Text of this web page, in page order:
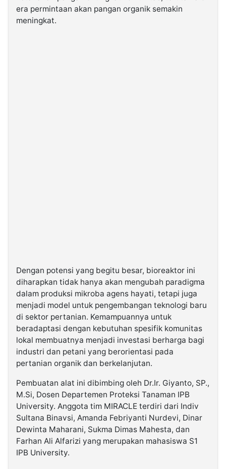
era permintaan akan pangan organik semakin
meningkat.
Dengan potensi yang begitu besar, bioreaktor ini
diharapkan tidak hanya akan mengubah paradigma
dalam produksi mikroba agens hayati, tetapi juga
menjadi model untuk pengembangan teknologi baru
di sektor pertanian. Kemampuannya untuk
beradaptasi dengan kebutuhan spesifik komunitas
lokal membuatnya menjadi investasi berharga bagi
industri dan petani yang berorientasi pada
pertanian organik dan berkelanjutan.
Pembuatan alat ini dibimbing oleh Dr.Ir. Giyanto, SP.,
M.Si, Dosen Departemen Proteksi Tanaman IPB
University. Anggota tim MIRACLE terdiri dari Indiv
Sultana Binavsi, Amanda Febriyanti Nurdevi, Dinar
Dewinta Maharani, Sukma Dimas Mahesta, dan
Farhan Ali Alfarizi yang merupakan mahasiswa S1
IPB University.